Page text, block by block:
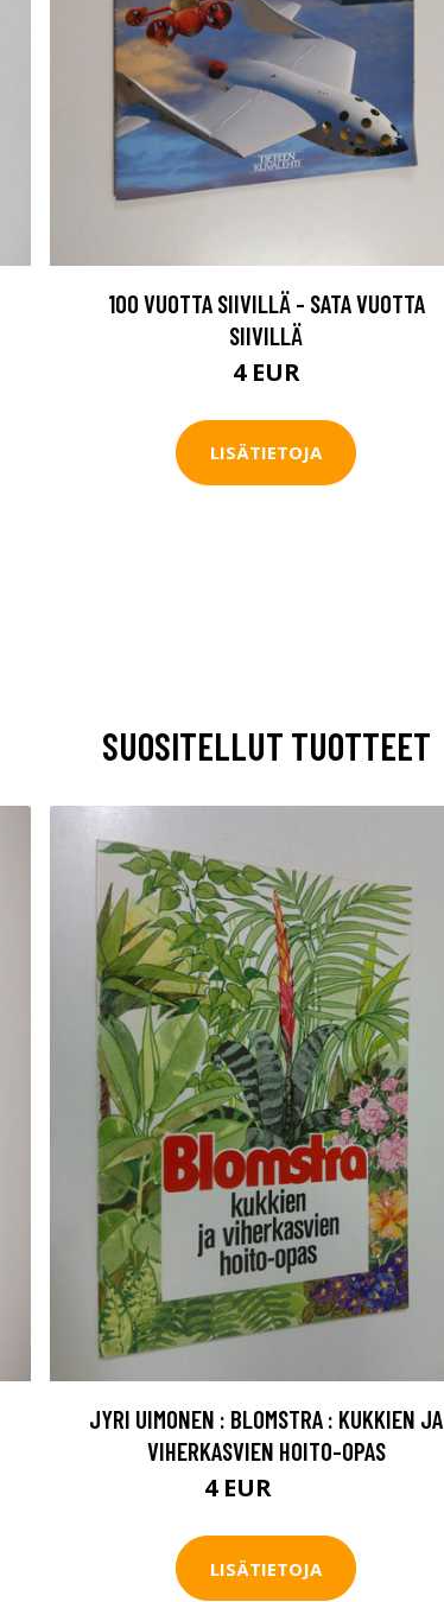
100 VUOTTA SIIVILLÄ - SATA VUOTTA
SIIVILLÄ
4 EUR
LISÄTIETOJA
SUOSITELLUT TUOTTEET
JYRI UIMONEN : BLOMSTRA : KUKKIEN JA
VIHERKASVIEN HOITO-OPAS
4 EUR
LISÄTIETOJA